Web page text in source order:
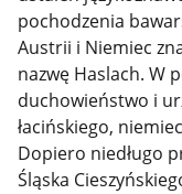
pochodzenia
Austrii i Niemiec
nazwę Haslach. W
duchowieństwo i
łacińskiego,
Dopiero niedługo
Śląska